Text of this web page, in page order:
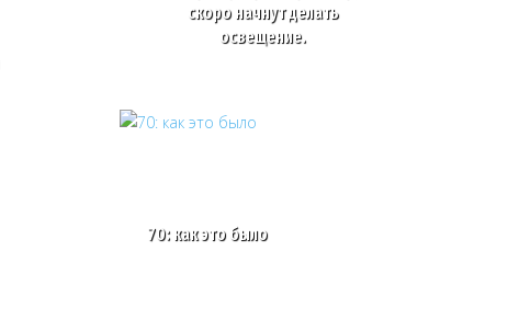
скоро начнут делать
освещение.
70: как это было